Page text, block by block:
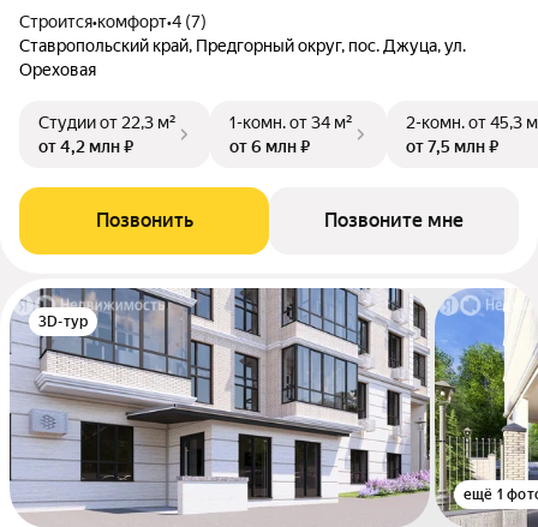
Строится•комфорт•4 (7)
Ставропольский край, Предгорный округ, пос. Джуца, ул.
Ореховая
Студииот 22,3 м²
от 4,2 млн ₽
1-комн.от 34 м²
от 6 млн ₽
2-комн.от 45,3
от 7,5 млн ₽
Позвонить Позвоните мне
3D-тур
ещё 1